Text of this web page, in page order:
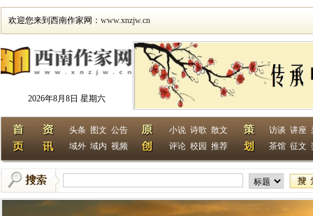
欢迎您来到西南作家网： www.xnzjw.cn
2026年8月8日 星期六
头条 图文 公告
域外 域内 视频
小说 诗歌 散文
评论 校园 推荐
访谈 讲座
茶馆 征文